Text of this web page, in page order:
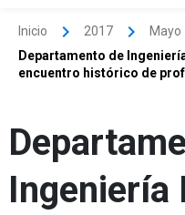
Inicio 2017 Mayo
Departamento de
encuentro histórico de
Ingeniería